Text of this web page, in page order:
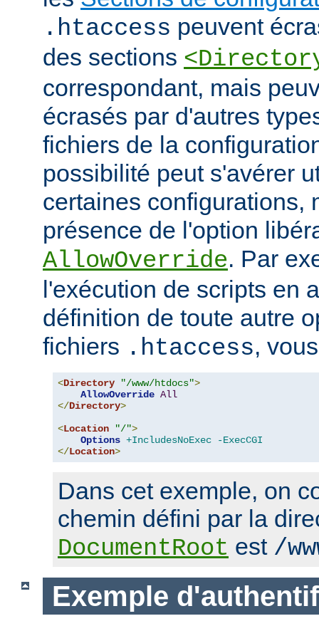
.htaccess peuvent
des sections
correspondant, mais
écrasés par d'autres
fichiers de la
possibilité peut s'avérer
certaines configurations,
présence de l'option
AllowOverride. Par
l'exécution de scripts en
définition de toute autre
fichiers .htaccess,
<Directory "/www/htdocs">
AllowOverride All
</Directory>
<Location "/">
Options +IncludesNoExec
-ExecCGI
</Location>
Dans cet exemple, on
chemin défini par la
DocumentRoot est /
Exemple